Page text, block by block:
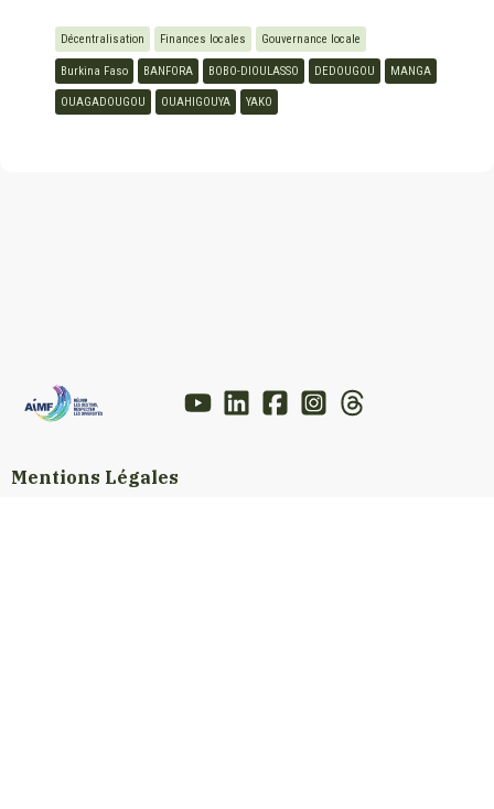
Décentralisation Finances locales Gouvernance locale
Burkina Faso BANFORA BOBO-DIOULASSO DEDOUGOU MANGA
OUAGADOUGOU OUAHIGOUYA YAKO
Mentions Légales